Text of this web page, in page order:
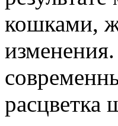
кошками,
расцветка